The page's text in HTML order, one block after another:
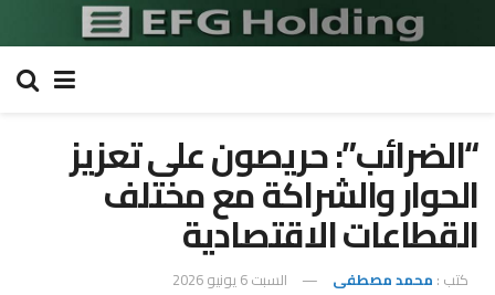
“الضرائب”: حريصون على تعزيز
الحوار والشراكة مع مختلف
القطاعات الاقتصادية
كتب : محمد مصطفى السبت 6 يونيو 2026